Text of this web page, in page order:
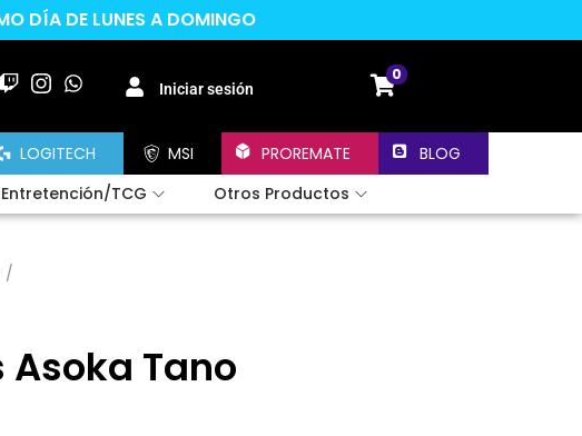
DÍA DE LUNES A DOMINGO
Iniciar sesión
0
LOGITECH MSI PROREMATE
BLOG
Entretención/TCG Otros Productos
/
Tano